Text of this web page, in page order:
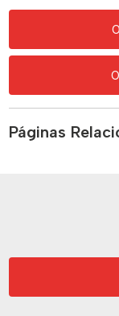
Páginas